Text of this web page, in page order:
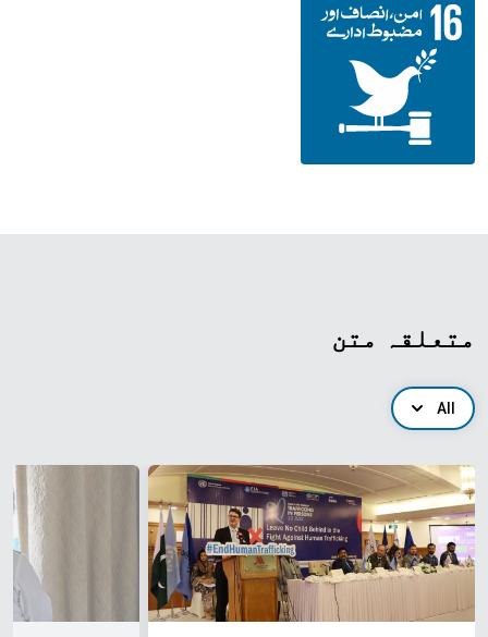
متعلقہ متن
All